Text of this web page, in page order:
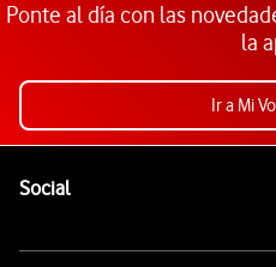
Ponte al día con las
la
Ir a Mi
SocialEnlaces a las redes